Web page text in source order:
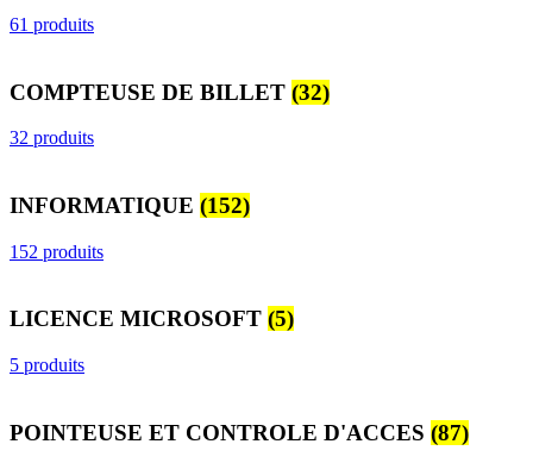
61 produits
COMPTEUSE DE BILLET (32)
32 produits
INFORMATIQUE (152)
152 produits
LICENCE MICROSOFT (5)
5 produits
POINTEUSE ET CONTROLE D'ACCES (87)